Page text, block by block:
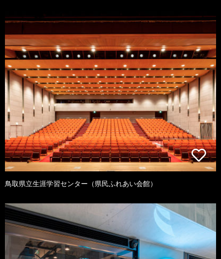
鳥取県立生涯学習センター（県民ふれあい会館）